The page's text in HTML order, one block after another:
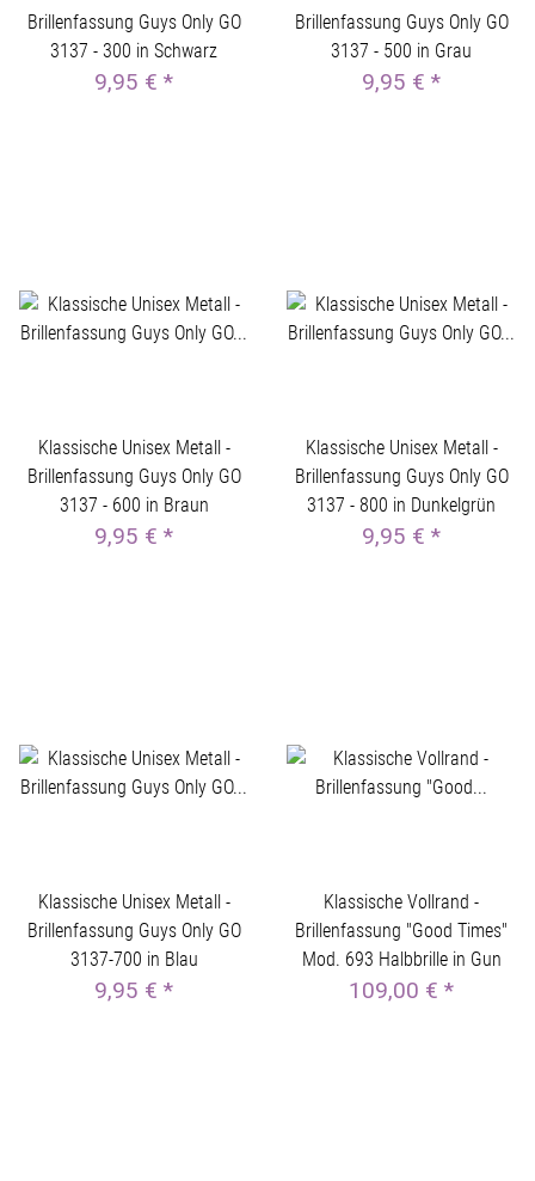
Brillenfassung Guys Only GO
3137 - 300 in Schwarz
9,95 € *
Brillenfassung Guys Only GO
3137 - 500 in Grau
9,95 € *
Klassische Unisex Metall -
Brillenfassung Guys Only GO
3137 - 600 in Braun
9,95 € *
Klassische Unisex Metall -
Brillenfassung Guys Only GO
3137 - 800 in Dunkelgrün
9,95 € *
Klassische Unisex Metall -
Brillenfassung Guys Only GO
3137-700 in Blau
9,95 € *
Klassische Vollrand -
Brillenfassung "Good Times"
Mod. 693 Halbbrille in Gun
109,00 € *